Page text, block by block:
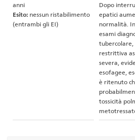
anni
Esito: nessun ristabilimento
(entrambi gli EI)
Dopo
epatici
normalità.
esami
tubercolare,
restrittiva
severa,
esofagee,
è ritenuto
tossicità